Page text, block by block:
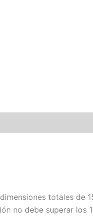
totales de
no debe superar los